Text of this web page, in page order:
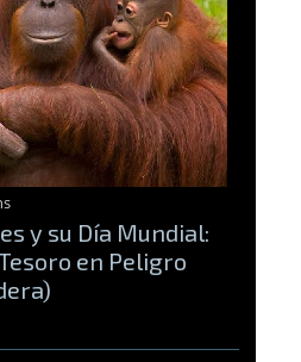
y su Día Mundial:
en Peligro